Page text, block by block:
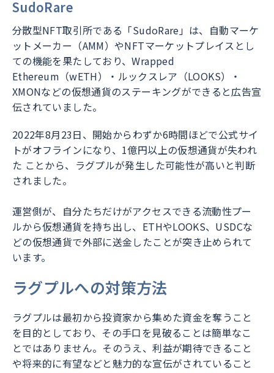
SudoRare
分散型NFT取引所である「SudoRare」は、自動マーケ
ットメーカー（AMM）やNFTマーケットプレイスとし
ての機能を果たしており、Wrapped
Ethereum（wETH）・ルックスレア（LOOKS）・
XMONなどの仮想通貨のステーキングができると広告宣
伝されていました。
2022年8月23日、開始からわずか6時間ほどで公式サイ
トがオフラインになり、1億円以上の仮想通貨が失われ
た ことから、ラグプルが発生した可能性が高いと判断
されました。
運営側が、自分たちだけがアクセスできる流動性プー
ルから仮想通貨を持ち出し、ETHやLOOKS、USDCな
どの仮想通貨で外部に送金したことが突き止められて
います。
ラグプルへの対策方法
ラグプルは最初から投資家から集めた資金を奪うこと
を目的としており、その手口を見破ることは簡単なこ
とではありません。そのうえ、利益が期待できること
や将来的に有望などと魅力的な宣伝がされていること